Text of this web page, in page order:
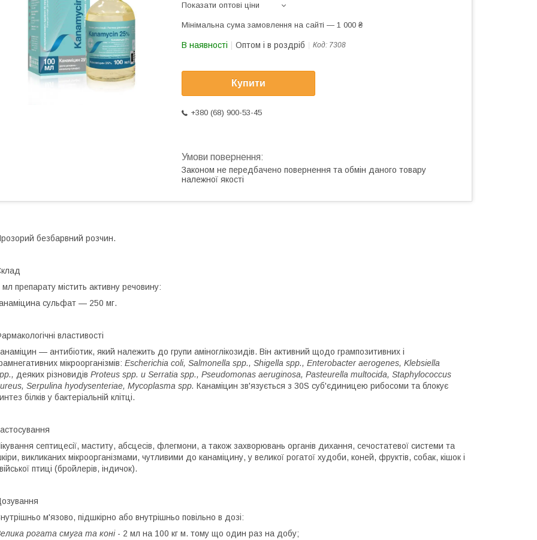
Показати оптові ціни
Мінімальна сума замовлення на сайті — 1 000 ₴
В наявності Оптом і в роздріб Код: 7308
Купити
+380 (68) 900-53-45
Законом не передбачено повернення та обмін даного товару
належної якості
безбарвний розчин.
мл препарату містить активну речовину:
сульфат — 250 мг.
властивості
— антибіотик, який належить до групи аміноглікозидів. Він активний щодо грампозитивних і
мікроорганізмів: Escherichia coli, Salmonella spp., Shigella spp., Enterobacter aerogenes, Klebsiella
деяких різновидів Proteus spp. и Serratia spp., Pseudomonas aeruginosa, Pasteurella multocida, Staphylococcus
Serpulina hyodysenteriae, Mycoplasma spp. Канаміцин зв'язується з 30S суб'єдиницею рибосоми та блокує
білків у бактеріальній клітці.
септицесії, маститу, абсцесів, флегмони, а також захворювань органів дихання, сечостатевої системи та
викликаних мікроорганізмами, чутливими до канаміцину, у великої рогатої худоби, коней, фруктів, собак, кішок і
птиці (бройлерів, індичок).
м'язово, підшкірно або внутрішньо повільно в дозі:
рогата смуга та коні- 2 мл на 100 кг м. тому що один раз на добу;